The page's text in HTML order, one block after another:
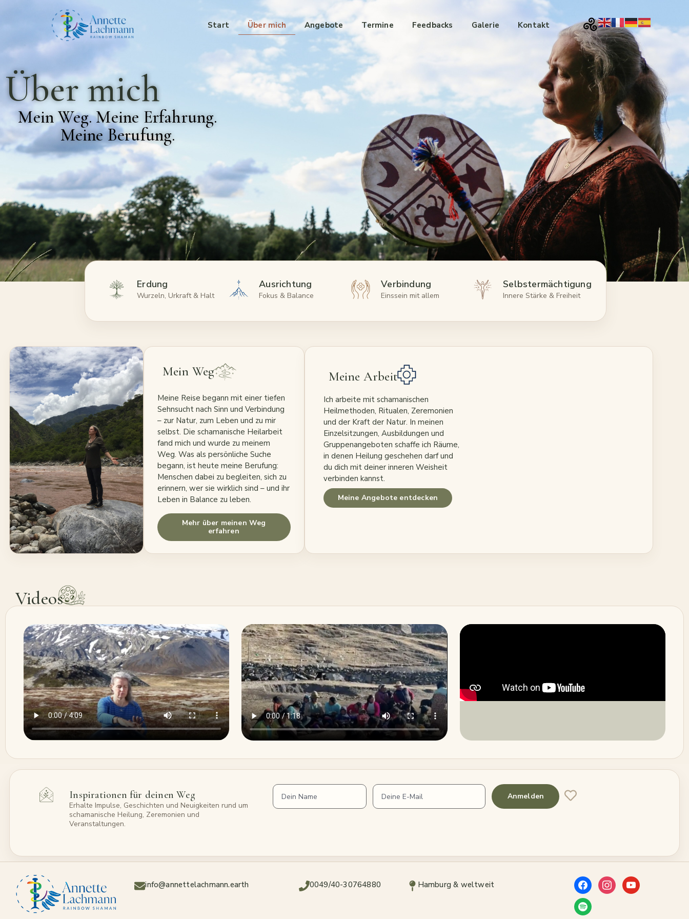
Start Über mich Angebote Termine Feedbacks Galerie Kontakt
Über mich
Mein Weg. Meine Erfahrung.
Meine Berufung.
Erdung
Wurzeln, Urkraft & Halt
Ausrichtung
Fokus & Balance
Verbindung
Einssein mit allem
Selbstermächtigung
Innere Stärke & Freiheit
Mein Weg
Meine Reise begann mit einer tiefen
Sehnsucht nach Sinn und Verbindung
– zur Natur, zum Leben und zu mir
selbst. Die schamanische Heilarbeit
fand mich und wurde zu meinem
Weg. Was als persönliche Suche
begann, ist heute meine Berufung:
Menschen dabei zu begleiten, sich zu
erinnern, wer sie wirklich sind – und ihr
Leben in Balance zu leben.
Mehr über meinen Weg
erfahren
Meine Arbeit
Ich arbeite mit schamanischen
Heilmethoden, Ritualen, Zeremonien
und der Kraft der Natur. In meinen
Einzelsitzungen, Ausbildungen und
Gruppenangeboten schaffe ich Räume,
in denen Heilung geschehen darf und
du dich mit deiner inneren Weisheit
verbinden kannst.
Meine Angebote entdecken
Videos
Inspirationen für deinen Weg
Erhalte Impulse, Geschichten und Neuigkeiten rund um
schamanische Heilung, Zeremonien und
Veranstaltungen.
Anmelden
info@annettelachmann.earth 0049/40-30764880 Hamburg & weltweit